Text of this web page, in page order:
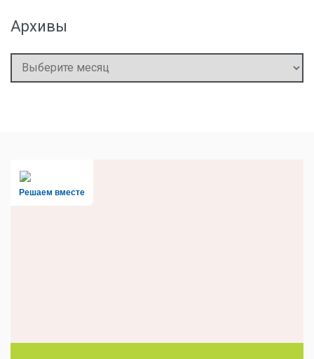
Архивы
Архивы
Решаем вместе